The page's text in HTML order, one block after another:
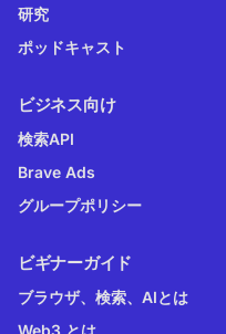
研究
ポッドキャスト
ビジネス向け
検索API
Brave Ads
グループポリシー
ビギナーガイド
ブラウザ、検索、AIとは